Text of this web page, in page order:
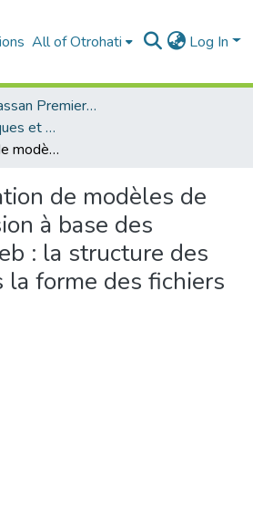
All of Otrohati Log In
Université Hassan Premier- Settat
Sciences et Techniques et Sciences Médicales
Titre : Elaboration de modèles de prise de décision à base des ontologies Web : la structure des données sous la forme des fichiers OWL.
de modèles de
à base des
: la structure des
la forme des fichiers